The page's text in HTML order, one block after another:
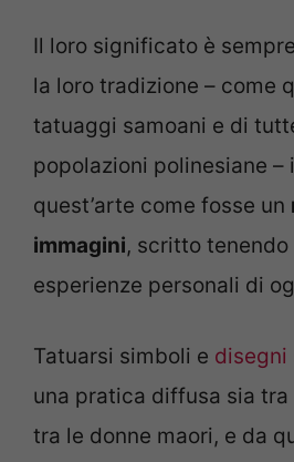
Il loro significato è
la loro tradizione – come
tatuaggi samoani e di
popolazioni polinesiane
quest’arte come fosse un
immagini, scritto
esperienze personali di
Tatuarsi simboli e disegni
una pratica diffusa sia
tra le donne maori, e da